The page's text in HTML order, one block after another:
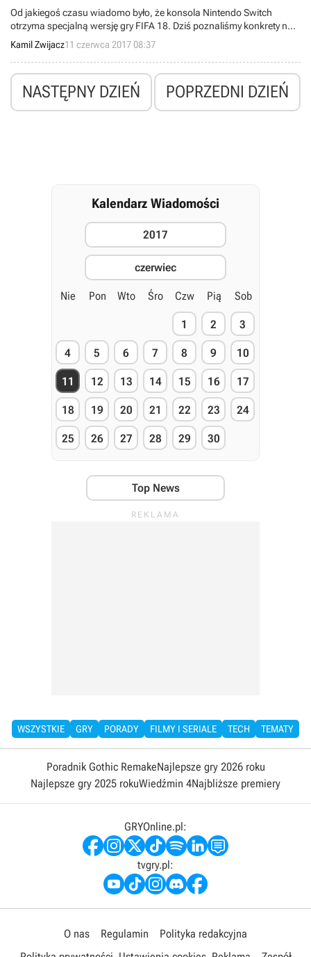
Od jakiegoś czasu wiadomo było, że konsola Nintendo Switch
otrzyma specjalną wersję gry FIFA 18. Dziś poznaliśmy konkrety na
ten temat.
Kamil Zwijacz11 czerwca 2017 08:37
NASTĘPNY DZIEŃ POPRZEDNI DZIEŃ
Kalendarz Wiadomości
2017
czerwiec
Nie Pon Wto Śro Czw Pią Sob
1 2 3
4 5 6 7 8 9 10
11 12 13 14 15 16 17
18 19 20 21 22 23 24
25 26 27 28 29 30
Top News
WSZYSTKIE GRY PORADY FILMY I SERIALE TECH TEMATY
Poradnik Gothic RemakeNajlepsze gry 2026 roku
Najlepsze gry 2025 rokuWiedźmin 4Najbliższe premiery
GRYOnline.pl:
tvgry.pl:
O nas Regulamin
Polityka redakcyjna